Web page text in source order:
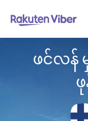
ဖင်လန်